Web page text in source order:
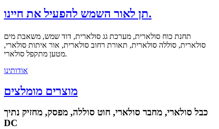
תן לאור השמש להפעיל את חיינו.
תחנת כוח סולארית, מערכת גג סולארית, דוד שמש, משאבת מים
סולארית, סוללה סולארית, תאורת רחוב סולארית, אור איתות סולארי,
מטען מתקפל סולארי.
אודותינו
מוצרים מומלצים
כבל סולארי, מחבר סולארי, חוט סוללה, מפסק, מחזיק נתיך
DC